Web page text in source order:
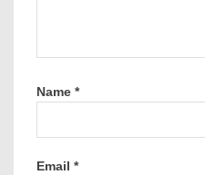
Name *
Email *